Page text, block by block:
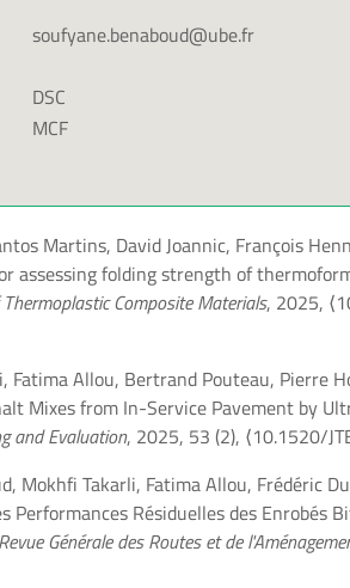
soufyane.benaboud@ube.fr
DSC
MCF
Martins, David Joannic, François
assessing folding strength of
Composite Materials, 2025,
Fatima Allou, Bertrand Pouteau, Pierre
Mixes from In-Service Pavement by
and Evaluation, 2025, 53 (2), ⟨10.1520/
Mokhfi Takarli, Fatima Allou, Frédéric
Performances Résiduelles des Enrobés
Revue Générale des Routes et de